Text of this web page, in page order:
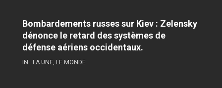
Bombardements russes sur Kiev : Zelensky
dénonce le retard des systèmes de
défense aériens occidentaux.
IN: LA UNE, LE MONDE